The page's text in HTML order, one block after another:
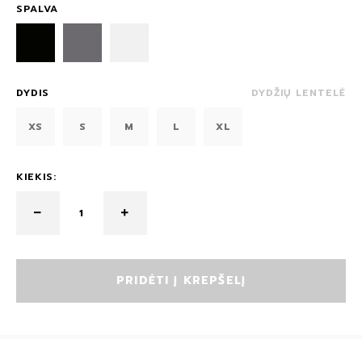
SPALVA
DYDIS DYDŽIŲ LENTELĖ
XS S M L XL
KIEKIS:
PRIDĖTI Į KREPŠELĮ